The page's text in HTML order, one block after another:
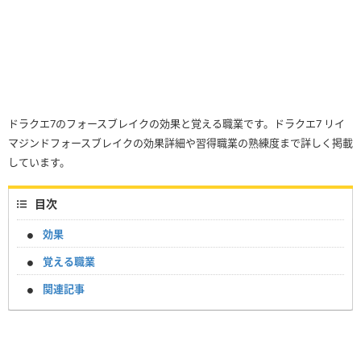
ドラクエ7のフォースブレイクの効果と覚える職業です。ドラクエ7 リイ
マジンドフォースブレイクの効果詳細や習得職業の熟練度まで詳しく掲載
しています。
目次
効果
覚える職業
関連記事